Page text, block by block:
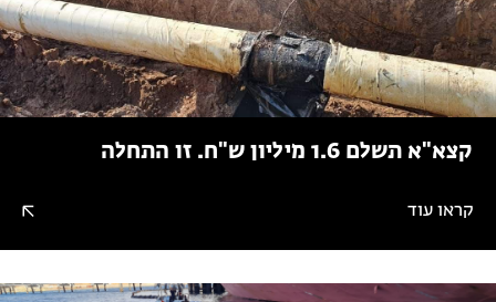
קצא"א תשלם 1.6 מיליון ש"ח. זו התחלה
קראו עוד